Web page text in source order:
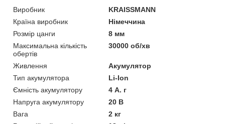
Виробник
KRAISSMANN
Країна виробник
Німеччина
Розмір цанги
8 мм
Максимальна кількість
обертів
30000 об/хв
Живлення
Акумулятор
Тип акумулятора
Li-Ion
Ємність акумулятору
4 А. г
Напруга акумулятору
20 В
Вага
2 кг